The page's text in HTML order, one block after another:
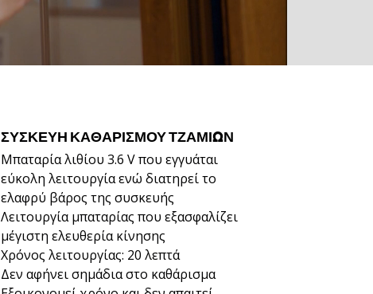
ΣΥΣΚΕΥΉ ΚΑΘΑΡΙΣΜΟΎ ΤΖΑΜΙΏΝ
Μπαταρία λιθίου 3.6 V που εγγυάται
εύκολη λειτουργία ενώ διατηρεί το
ελαφρύ βάρος της συσκευής
Λειτουργία μπαταρίας που εξασφαλίζει
μέγιστη ελευθερία κίνησης
Χρόνος λειτουργίας: 20 λεπτά
Δεν αφήνει σημάδια στο καθάρισμα